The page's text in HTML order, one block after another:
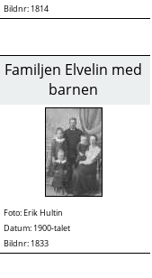
Bildnr: 1814
Familjen Elvelin med
barnen
Foto:Erik Hultin
Datum: 1900-talet
Bildnr: 1833